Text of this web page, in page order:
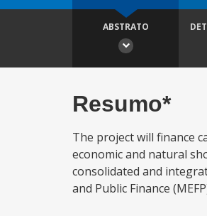
ABSTRATO
Resumo*
The project will finance
economic and natural
consolidated and
and Public Finance